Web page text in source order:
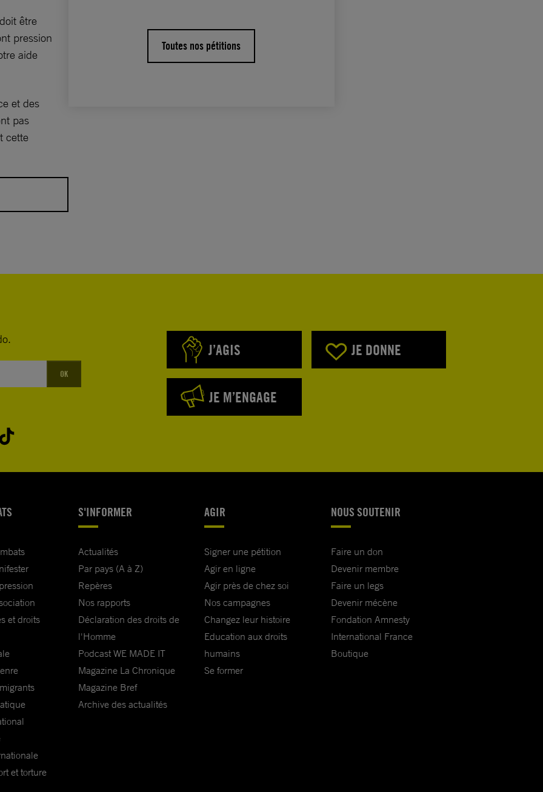
être
pression
aide
et des
pas
cette
des
des
en
en
les
leur sexe
;
mariées
le cas
haute
Toutes nos pétitions
OK
J’AGIS JE DONNE
JE M’ENGAGE
et droits
et torture
S'INFORMER
Actualités
Par pays (A à Z)
Repères
Nos rapports
Déclaration des droits de
l'Homme
Podcast WE MADE IT
Magazine La Chronique
Magazine Bref
Archive des actualités
AGIR
Signer une pétition
Agir en ligne
Agir près de chez soi
Nos campagnes
Changez leur histoire
Education aux droits
humains
Se former
NOUS SOUTENIR
Faire un don
Devenir membre
Faire un legs
Devenir mécène
Fondation Amnesty
International France
Boutique